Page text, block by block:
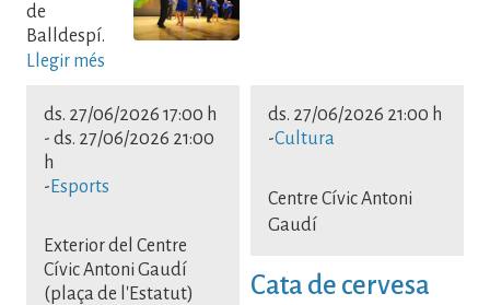
de
Balldespí.
Llegir més
ds. 27/06/2026 17:00 h
- ds. 27/06/2026 21:00
h
- Esports
Exterior del Centre
Cívic Antoni Gaudí
(plaça de l'Estatut)
ds. 27/06/2026 21:00 h
-Cultura
Centre Cívic Antoni
Gaudí
Cata de cervesa